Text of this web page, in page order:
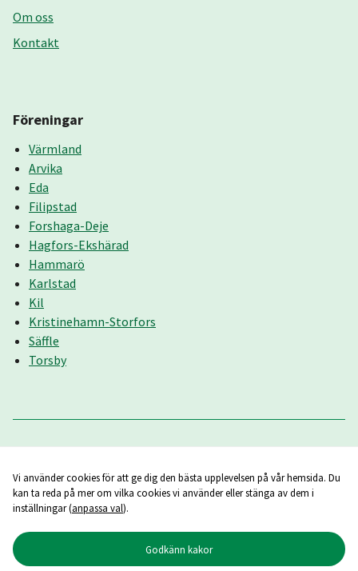
Om oss
Kontakt
Föreningar
Värmland
Arvika
Eda
Filipstad
Forshaga-Deje
Hagfors-Ekshärad
Hammarö
Karlstad
Kil
Kristinehamn-Storfors
Säffle
Torsby
Vi använder cookies för att ge dig den bästa upplevelsen på vår hemsida. Du
kan ta reda på mer om vilka cookies vi använder eller stänga av dem i
inställningar (anpassa val).
Godkänn kakor